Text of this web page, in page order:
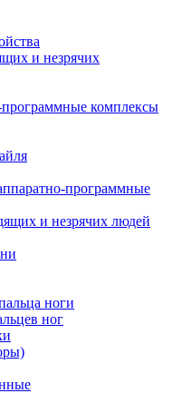
и незрячих
комплексы
программные
и незрячих людей
ноги
ног